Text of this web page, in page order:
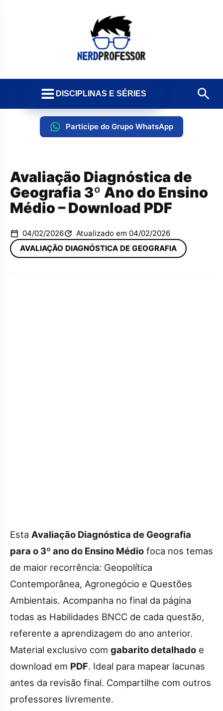
DISCIPLINAS E SÉRIES
Participe do Grupo WhatsApp
Avaliação Diagnóstica de
Geografia 3º Ano do Ensino
Médio – Download PDF
04/02/2026
Atualizado em 04/02/2026
AVALIAÇÃO DIAGNÓSTICA DE GEOGRAFIA
Esta Avaliação Diagnóstica de Geografia
para o 3º anodo Ensino Médio foca nos temas
de maior recorrência: Geopolítica
Contemporânea, Agronegócio e Questões
Ambientais. Acompanha no final da página
todas as Habilidades BNCC de cada questão,
referente a aprendizagem do ano anterior.
Material exclusivo com gabarito detalhado e
download em PDF. Ideal para mapear lacunas
antes da revisão final. Compartilhe com outros
professores livremente.